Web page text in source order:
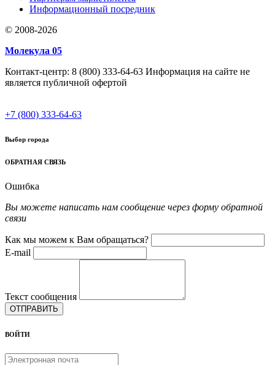
Информационный посредник
© 2008-2026
Молекула 05
Контакт-центр: 8 (800) 333-64-63 Информация на сайте не
является публичной офертой
+7 (800) 333-64-63
Выбор города
ОБРАТНАЯ СВЯЗЬ
Ошибка
Вы можете написать нам сообщение через форму обратной
связи
Как мы можем к Вам обращаться?
E-mail
Текст сообщения
ОТПРАВИТЬ
ВОЙТИ